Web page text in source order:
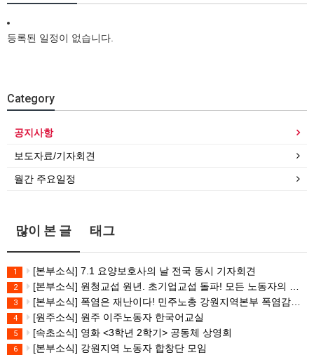
등록된 일정이 없습니다.
Category
공지사항
보도자료/기자회견
월간 주요일정
많이 본 글 태그
1 [본부소식] 7.1 요양보호사의 날 전국 동시 기자회견
2 [본부소식] 원청교섭 원년. 초기업교섭 돌파! 모든 노동자의 노동기본권 쟁취! 민주노총 7.15 총파업대회
3 [본부소식] 폭염은 재난이다! 민주노총 강원지역본부 폭염감시단 선포 기자회견
4 [원주소식] 원주 이주노동자 한국어교실
5 [속초소식] 영화 <3학년 2학기> 공동체 상영회
6 [본부소식] 강원지역 노동자 합창단 모임